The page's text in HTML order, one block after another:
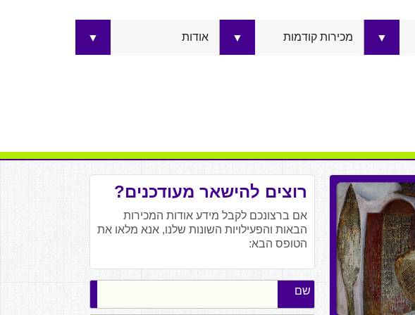
▼ מכירות קודמות ▼ אודות ▼
רוצים להישאר מעודכנים?
אם ברצונכם לקבל מידע אודות המכירות
הבאות והפעילויות השונות שלנו, אנא מלאו את
הטופס הבא:
שם